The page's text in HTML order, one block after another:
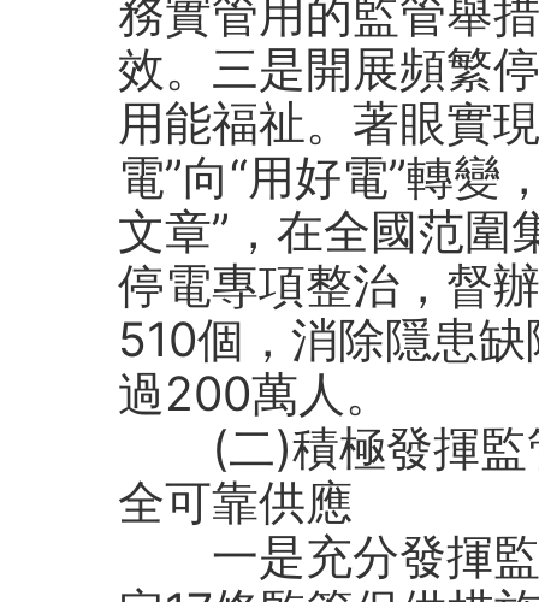
務實管用的監管舉
效。三是開展頻繁
用能福祉。著眼實
電”向“用好電”轉變
文章”，在全國范圍
停電專項整治，督
510個，消除隱患
過200萬人。
(二)積極發揮
全可靠供應
一是充分發揮監